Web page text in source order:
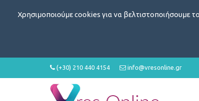
Χρησιμοποιούμε cookies για να βελτιστοποιήσουμε
(+30) 210 440 4154 info@vresonline.gr